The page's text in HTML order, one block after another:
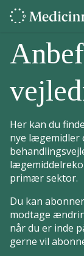
Her kan du
nye lægemidler
primær sektor.
Du kan
modtage
når du er inde
gerne vil